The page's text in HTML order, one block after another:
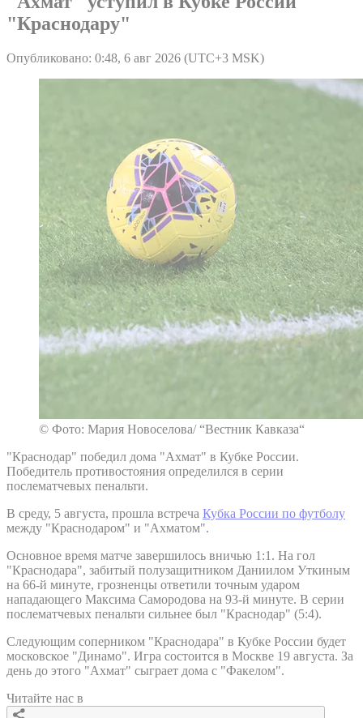
"Краснодару"
Опубликовано: 0:48, 6 авг 2026 (UTC+3 MSK)
© Фото: Мария Новоселова/ “Вестник Кавказа“
"Краснодар" победил дома "Ахмат" в Кубке России.
Победитель противостояния определился в серии
послематчевых пенальти.
В среду, 5 августа, прошла встреча Кубка России по футболу
между "Краснодаром" и "Ахматом".
Основное время матче завершилось вничью 1:1. На гол
"Краснодара", забитый полузащитником Даниилом Уткиным
на 66-й минуте, грозненцы ответили точным ударом
нападающего Максима Самородова на 93-й минуте. В серии
послематчевых пенальти сильнее был "Краснодар" (5:4).
Следующим соперником "Краснодара" в Кубке России будет
московское "Динамо". Игра состоится в Москве 19 августа. За
день до этого "Ахмат" сыграет дома с "Факелом".
Читайте нас в